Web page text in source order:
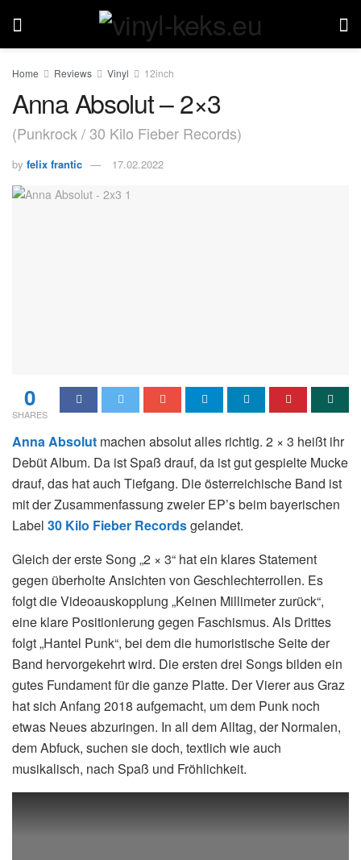
Home Reviews Vinyl 12inch
Anna Absolut – 2×3
(Punkrock / 30 Kilo Fieber Records)
by felix frantic 17.02.2022
0
SHARES
Anna Absolut machen absolut alles richtig. 2 × 3 heißt ihr
Debüt Album. Da ist Spaß drauf, da ist gut gespielte Mucke
drauf, das hat auch Tiefgang. Die österreichische Band ist
mit der Zusammenfassung zweier EP’s beim bayerischen
Label 30 Kilo Fieber Recordsgelandet.
Gleich der erste Song „2 × 3“ hat ein klares Statement
gegen überholte Ansichten von Geschlechterrollen. Es
folgt die Videoauskopplung „Keinen Millimeter zurück“,
eine klare Positionierung gegen Faschismus. Als Drittes
folgt „Hantel Punk“, bei dem die humoristische Seite der
Band hervorgekehrt wird. Die ersten drei Songs bilden ein
gutes Fundament für die ganze Platte. Der Vierer aus Graz
hat sich Anfang 2018 aufgemacht, um dem Punk noch
etwas Neues abzuringen. In all dem Alltag, der Normalen,
dem Abfuck, suchen sie doch, textlich wie auch
musikalisch, nach Spaß und Fröhlichkeit.